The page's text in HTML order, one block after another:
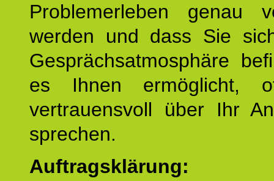
Problemerleben genau
werden und dass Sie
Gesprächsatmosphäre
es Ihnen ermöglicht,
vertrauensvoll über Ihr
sprechen.
Auftragsklärung: